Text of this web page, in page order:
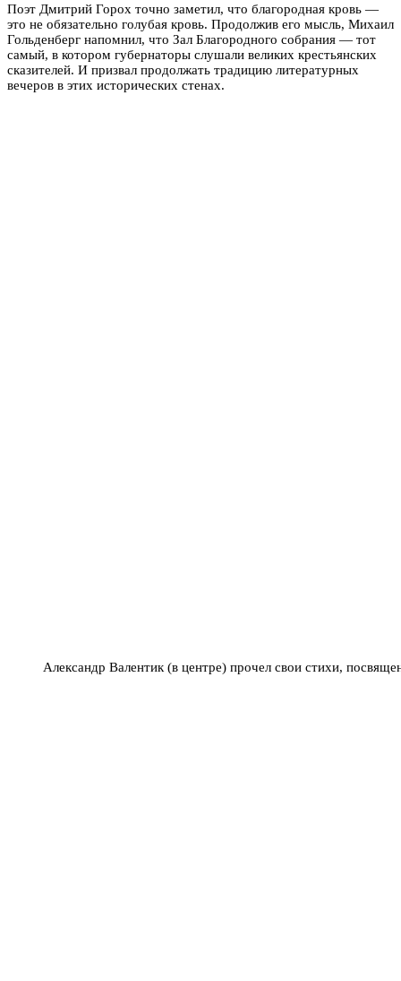
Поэт Дмитрий Горох точно заметил, что благородная кровь —
это не обязательно голубая кровь. Продолжив его мысль, Михаил
Гольденберг напомнил, что Зал Благородного собрания — тот
самый, в котором губернаторы слушали великих крестьянских
сказителей. И призвал продолжать традицию литературных
вечеров в этих исторических стенах.
Александр Валентик (в центре) прочел свои стихи,